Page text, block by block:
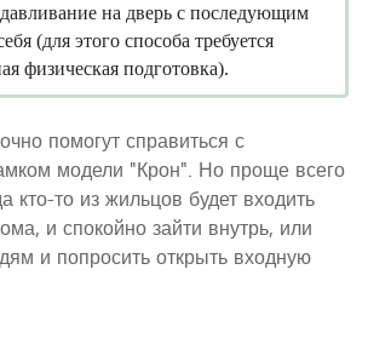
на дверь с последующим
(для этого способа требуется
физическая подготовка).
помогут справиться с
модели "Крон". Но проще всего
кто-то из жильцов будет входить
и спокойно зайти внутрь, или
и попросить открыть входную